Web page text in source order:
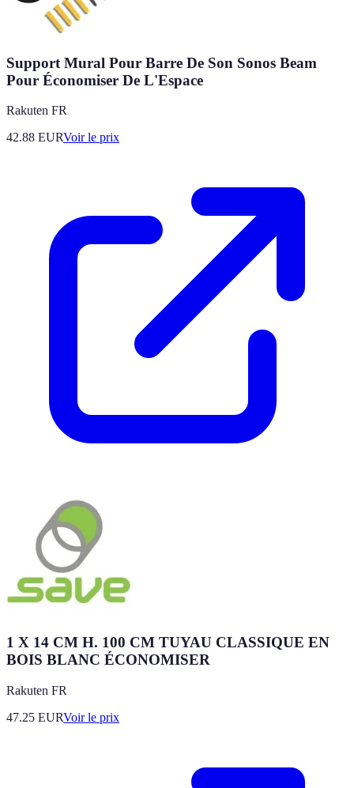
Support Mural Pour Barre De Son Sonos Beam
Pour Économiser De L'Espace
Rakuten FR
42.88 EURVoir le prix
1 X 14 CM H. 100 CM TUYAU CLASSIQUE EN
BOIS BLANC ÉCONOMISER
Rakuten FR
47.25 EURVoir le prix